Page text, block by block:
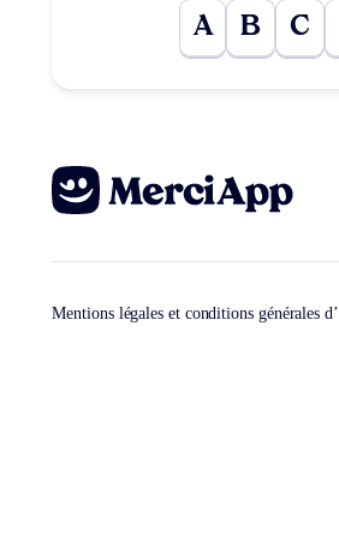
A B C
Mentions légales et conditions générales